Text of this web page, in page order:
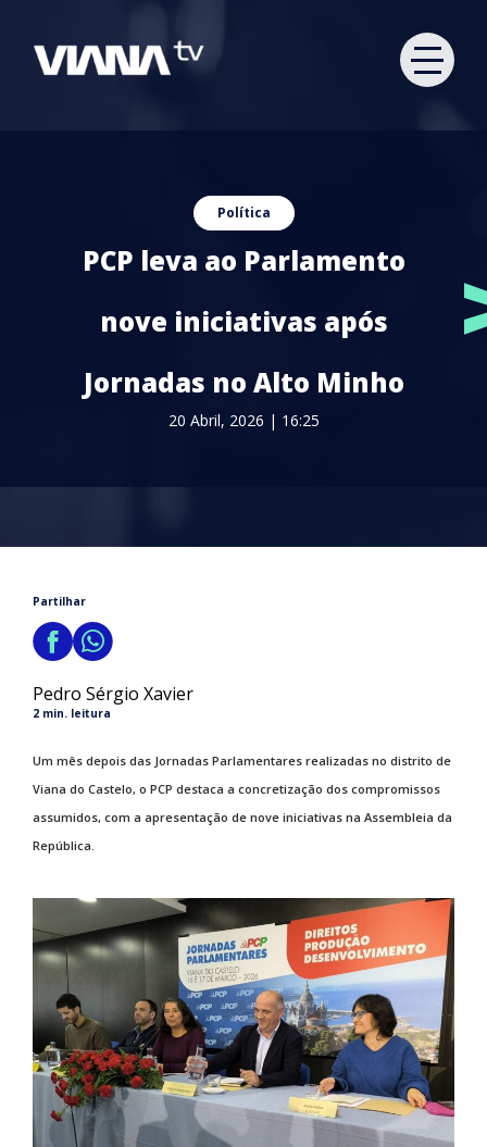
Política
PCP leva ao Parlamento
nove iniciativas após
Jornadas no Alto Minho
20 Abril, 2026 | 16:25
Partilhar
Pedro Sérgio Xavier
2 min. leitura
Um mês depois das Jornadas Parlamentares realizadas no distrito de
Viana do Castelo, o PCP destaca a concretização dos compromissos
assumidos, com a apresentação de nove iniciativas na Assembleia da
República.